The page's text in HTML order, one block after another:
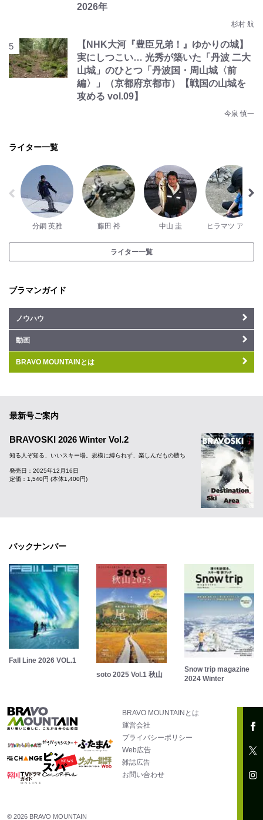
2026年
杉村 航
【NHK大河『豊臣兄弟！』ゆかりの城】
実にしつこい… 光秀が築いた「丹波 二大
山城」のひとつ「丹波国・周山城〈前
編〉」（京都府京都市）【戦国の山城を
攻める vol.09】
今泉 慎一
ライター一覧
分銅 英雅 藤田 裕 中山 圭 ヒラマツ アユコ
ライター一覧
ブラマンガイド
ノウハウ
動画
BRAVO MOUNTAINとは
最新号ご案内
BRAVOSKI 2026 Winter Vol.2
知る人ぞ知る、いいスキー場。規模に縛られず、楽しんだもの勝ち
発売日：2025年12月16日
定価：1,540円 (本体1,400円)
バックナンバー
Fall Line 2026 VOL.1
soto 2025 Vol.1 秋山
Snow trip magazine
2024 Winter
BRAVO MOUNTAINとは
運営会社
プライバシーポリシー
Web広告
雑誌広告
お問い合わせ
© 2026 BRAVO MOUNTAIN